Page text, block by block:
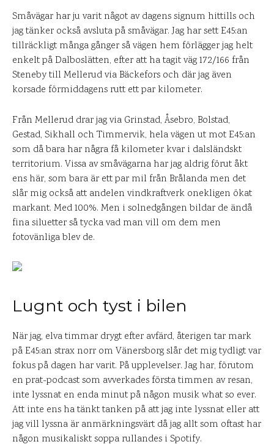
Småvägar har ju varit något av dagens signum hittills och
jag tänker också avsluta på småvägar. Jag har sett E45:an
tillräckligt många gånger så vägen hem förlägger jag helt
enkelt på Dalboslätten, efter att ha tagit väg 172/166 från
Steneby till Mellerud via Bäckefors och där jag även
korsade förmiddagens rutt ett par kilometer.
Från Mellerud drar jag via Grinstad, Åsebro, Bolstad,
Gestad, Sikhall och Timmervik, hela vägen ut mot E45:an
som då bara har några få kilometer kvar i dalsländskt
territorium. Vissa av småvägarna har jag aldrig förut åkt
ens här, som bara är ett par mil från Brålanda men det
slår mig också att andelen vindkraftverk onekligen ökat
markant. Med 100%. Men i solnedgången bildar de ändå
fina siluetter så tycka vad man vill om dem men
fotovänliga blev de.
Lugnt och tyst i bilen
När jag, elva timmar drygt efter avfärd, återigen tar mark
på E45:an strax norr om Vänersborg slår det mig tydligt var
fokus på dagen har varit. På upplevelser. Jag har, förutom
en prat-podcast som avverkades första timmen av resan,
inte lyssnat en enda minut på någon musik what so ever.
Att inte ens ha tänkt tanken på att jag inte lyssnat eller att
jag vill lyssna är anmärkningsvärt då jag allt som oftast har
någon musikaliskt soppa rullandes i Spotify.